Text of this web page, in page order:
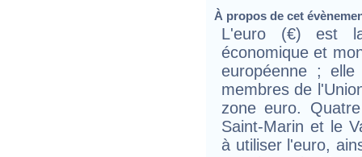
À propos de cet
L'euro (€) est
économique et
européenne ;
membres de
zone euro.
Saint-Marin et le
à utiliser l'euro,